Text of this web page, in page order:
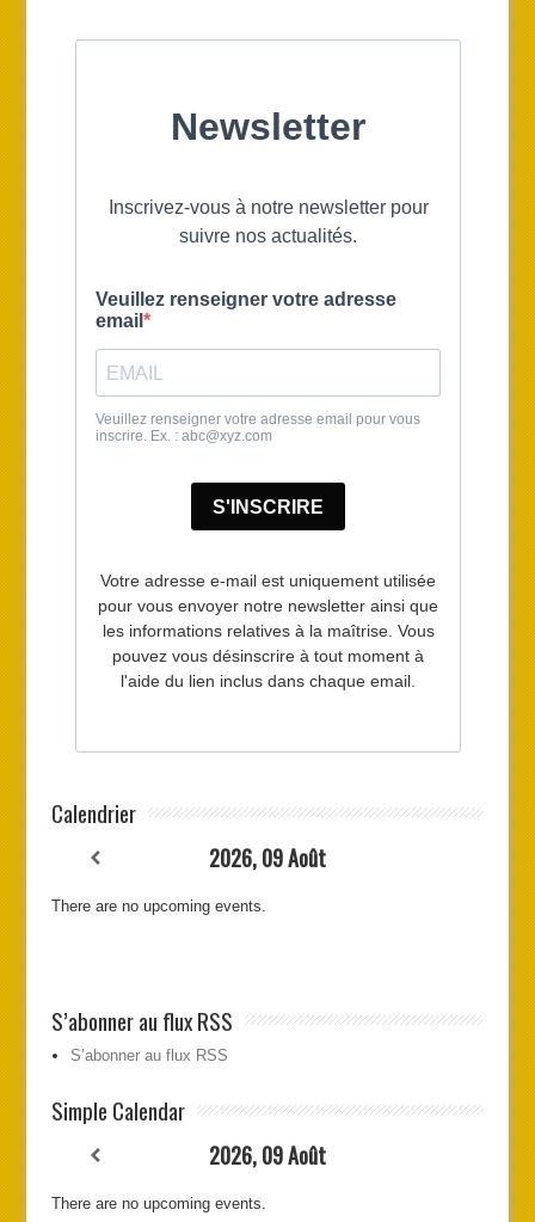
Calendrier
2026, 09 Août
There are no upcoming events.
S’abonner au flux RSS
S’abonner au flux RSS
Simple Calendar
2026, 09 Août
There are no upcoming events.